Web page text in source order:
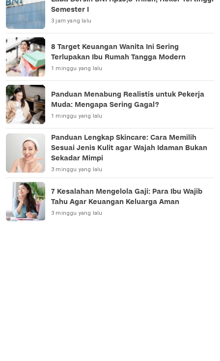
Semester I
3 jam yang lalu
8 Target Keuangan Wanita Ini Sering
Terlupakan Ibu Rumah Tangga Modern
1 minggu yang lalu
Panduan Menabung Realistis untuk Pekerja
Muda: Mengapa Sering Gagal?
1 minggu yang lalu
Panduan Lengkap Skincare: Cara Memilih
Sesuai Jenis Kulit agar Wajah Idaman Bukan
Sekadar Mimpi
3 minggu yang lalu
7 Kesalahan Mengelola Gaji: Para Ibu Wajib
Tahu Agar Keuangan Keluarga Aman
3 minggu yang lalu